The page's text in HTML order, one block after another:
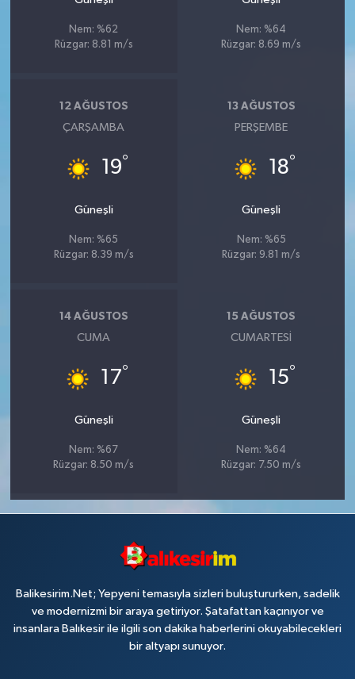
Nem: %62
Rüzgar: 8.81 m/s
Nem: %64
Rüzgar: 8.69 m/s
12 AĞUSTOS
ÇARŞAMBA
19°
Güneşli
Nem: %65
Rüzgar: 8.39 m/s
13 AĞUSTOS
PERŞEMBE
18°
Güneşli
Nem: %65
Rüzgar: 9.81 m/s
14 AĞUSTOS
CUMA
17°
Güneşli
Nem: %67
Rüzgar: 8.50 m/s
15 AĞUSTOS
CUMARTESI
15°
Güneşli
Nem: %64
Rüzgar: 7.50 m/s
Balikesirim.Net; Yepyeni temasıyla sizleri buluştururken, sadelik
ve modernizmi bir araya getiriyor. Şatafattan kaçınıyor ve
insanlara Balıkesir ile ilgili son dakika haberlerini okuyabilecekleri
bir altyapı sunuyor.